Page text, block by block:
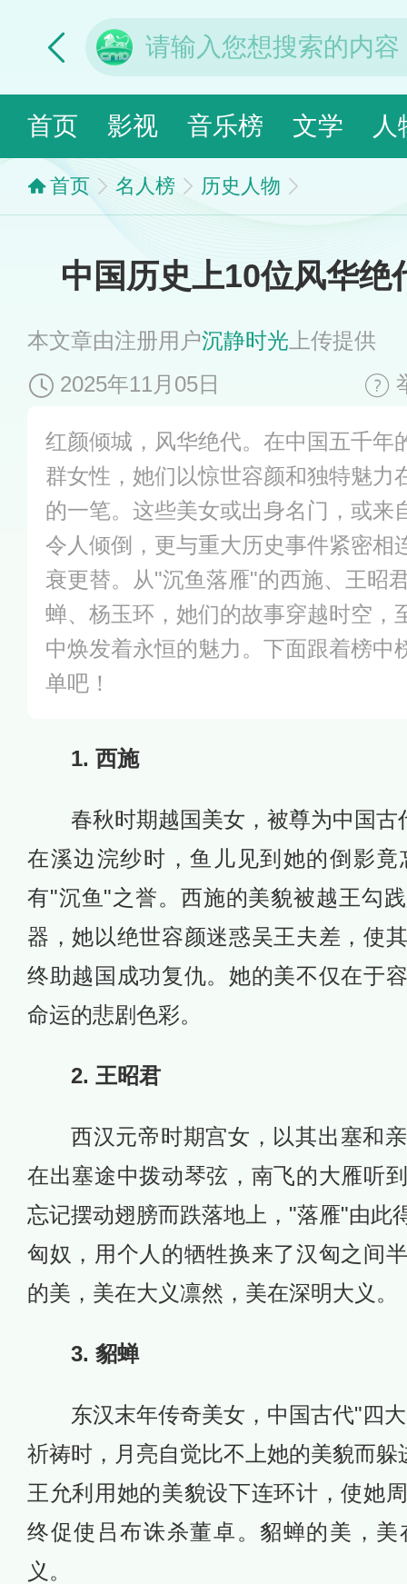
首页 影视 音乐榜 文学 人
首页 名人榜 历史人物
中国历史上10位风华绝
本文章由注册用户沉静时光 上传提供
2025年11月05日
红颜倾城，风华绝代。在中国五千年
群女性，她们以惊世容颜和独特魅力
的一笔。这些美女或出身名门，或来
令人倾倒，更与重大历史事件紧密相
衰更替。从"沉鱼落雁"的西施、王昭
蝉、杨玉环，她们的故事穿越时空，
中焕发着永恒的魅力。下面跟着榜中
单吧！
1. 西施
春秋时期越国美女，被尊为中国
在溪边浣纱时，鱼儿见到她的倒影
有"沉鱼"之誉。西施的美貌被越王勾
器，她以绝世容颜迷惑吴王夫差，使
终助越国成功复仇。她的美不仅在于
命运的悲剧色彩。
2. 王昭君
西汉元帝时期宫女，以其出塞和
在出塞途中拨动琴弦，南飞的大雁听
忘记摆动翅膀而跌落地上，"落雁"由此
匈奴，用个人的牺牲换来了汉匈之间
的美，美在大义凛然，美在深明大义。
3. 貂蝉
东汉末年传奇美女，中国古代"四
祈祷时，月亮自觉比不上她的美貌而
王允利用她的美貌设下连环计，使她
终促使吕布诛杀董卓。貂蝉的美，
义。